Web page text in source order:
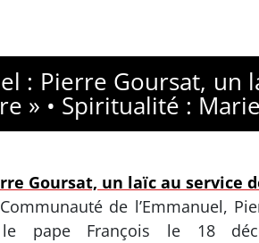
: Pierre Goursat, un
» • Spiritualité :
Goursat, un laïc au service
de l’Emmanuel,
pape François le 18